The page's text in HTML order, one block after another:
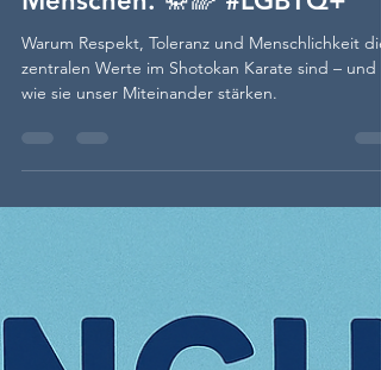
Respekt – für jeden
Menschen. 🥋🌈 #LGBTQ+
Warum Respekt, Toleranz und Menschlichkeit die